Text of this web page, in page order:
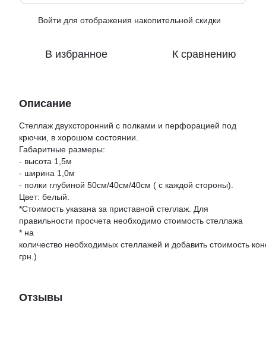
Войти для отображения накопительной скидки
В избранное К сравнению
Описание
Стеллаж двухсторонний с полками и перфорацией под
крючки, в хорошом состоянии.
Габаритные размеры:
- высота 1,5м
- ширина 1,0м
- полки глубиной 50см/40см/40см ( с каждой стороны).
Цвет: белый.
*Стоимость указана за приставной стеллаж. Для
правильности просчета необходимо стоимость стеллажа
* на
количество необходимых стеллажей и добавить стоимость
грн.)
Отзывы